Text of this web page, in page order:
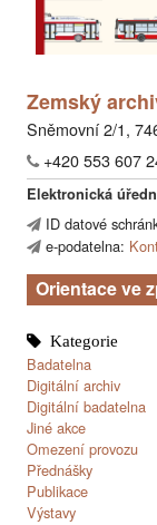
Zemský
Sněmovní 2/1,
+420 553 607
Elektronická
ID datové
e-podatelna:
Orientace ve
Badatelna
Digitální archiv
Digitální badatelna
Jiné akce
Omezení provozu
Přednášky
Publikace
Výstavy